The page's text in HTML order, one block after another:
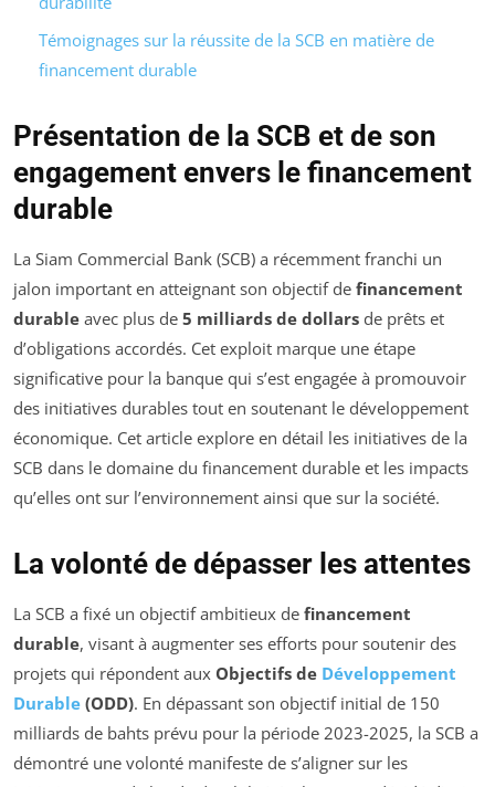
Témoignages sur la réussite de la SCB en matière de
financement durable
Présentation de la SCB et de son
engagement envers le financement
durable
La Siam Commercial Bank (SCB) a récemment franchi un
jalon important en atteignant son objectif de financement
durable avec plus de 5 milliards de dollars de prêts et
d’obligations accordés. Cet exploit marque une étape
significative pour la banque qui s’est engagée à promouvoir
des initiatives durables tout en soutenant le développement
économique. Cet article explore en détail les initiatives de la
SCB dans le domaine du financement durable et les impacts
qu’elles ont sur l’environnement ainsi que sur la société.
La volonté de dépasser les attentes
La SCB a fixé un objectif ambitieux de financement
durable, visant à augmenter ses efforts pour soutenir des
projets qui répondent aux Objectifs de Développement
Durable (ODD). En dépassant son objectif initial de 150
milliards de bahts prévu pour la période 2023-2025, la SCB a
démontré une volonté manifeste de s’aligner sur les